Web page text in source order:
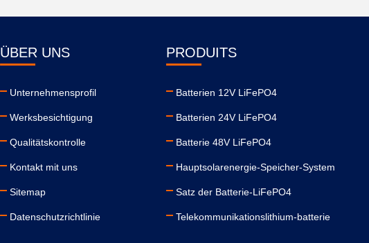
ÜBER UNS
Unternehmensprofil
Werksbesichtigung
Qualitätskontrolle
Kontakt mit uns
Sitemap
Datenschutzrichtlinie
PRODUITS
Batterien 12V LiFePO4
Batterien 24V LiFePO4
Batterie 48V LiFePO4
Hauptsolarenergie-Speicher-System
Satz der Batterie-LiFePO4
Telekommunikationslithium-batterie